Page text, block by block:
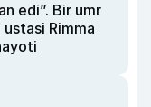
edi”. Bir umr
Rimma